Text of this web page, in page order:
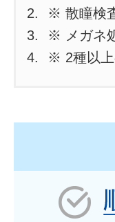
※ 散瞳検
※ メガネ
※ 2種以上